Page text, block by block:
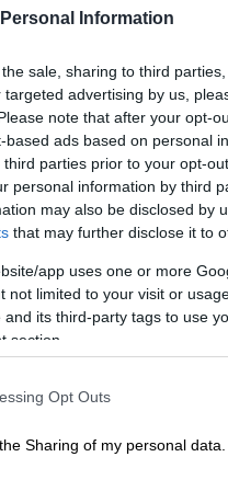
Information
sale, sharing to third
advertising by us,
note that after your opt-
ads based on personal
parties prior to your opt-
personal information by third
may also be disclosed by
that may further disclose it to
app uses one or more
not limited to your visit or
its third-party tags to use
section.
Opt Outs
Sharing of my personal data.
της Άγκυρας,
δυνάμεις,
συνέλαβαν και
Μπαγκντάντ
|06.11.2019 16:00
των Τούρκων η
Μπαγκντάντι
και η νύφη της